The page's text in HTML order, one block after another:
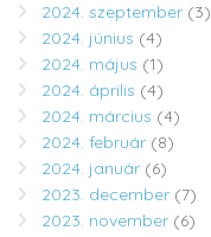
2024. szeptember (3)
2024. június (4)
2024. május (1)
2024. április (4)
2024. március (4)
2024. február (8)
2024. január (6)
2023. december (7)
2023. november (6)